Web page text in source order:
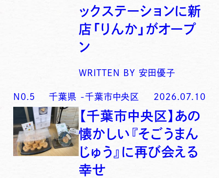
ックステーションに新
店「りんか」がオープ
ン
WRITTEN BY 安田優子
N0. 5 千葉県 -千葉市中央区 2026.07.10
【千葉市中央区】あの
懐かしい『そごうまん
じゅう』に再び会える
幸せ